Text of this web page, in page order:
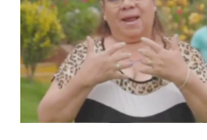
y
USAID:
Una
Alianza
Transformadora
en